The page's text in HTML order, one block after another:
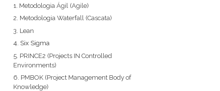
1. Metodologia Ágil (Agile)
2. Metodologia Waterfall (Cascata)
3. Lean
4. Six Sigma
5. PRINCE2 (Projects IN Controlled
Environments)
6. PMBOK (Project Management Body of
Knowledge)